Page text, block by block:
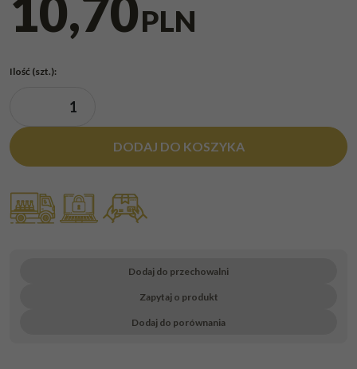
10,70PLN
Ilość (szt.):
DODAJ DO KOSZYKA
Dodaj do przechowalni
Zapytaj o produkt
Dodaj do porównania